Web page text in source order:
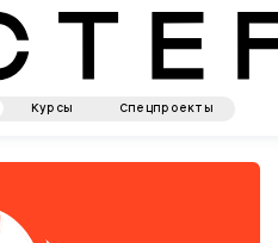
Курсы Спецпроекты